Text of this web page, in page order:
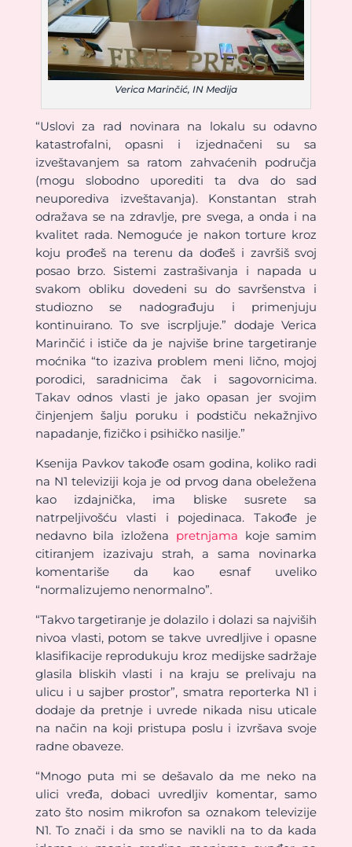
Verica Marinčić, IN Medija
“Uslovi za rad novinara na lokalu su odavno
katastrofalni, opasni i izjednačeni su sa
izveštavanjem sa ratom zahvaćenih područja
(mogu slobodno uporediti ta dva do sad
neuporediva izveštavanja). Konstantan strah
odražava se na zdravlje, pre svega, a onda i na
kvalitet rada. Nemoguće je nakon torture kroz
koju prođeš na terenu da dođeš i završiš svoj
posao brzo. Sistemi zastrašivanja i napada u
svakom obliku dovedeni su do savršenstva i
studiozno se nadograđuju i primenjuju
kontinuirano. To sve iscrpljuje.” dodaje Verica
Marinčić i ističe da je najviše brine targetiranje
moćnika “to izaziva problem meni lično, mojoj
porodici, saradnicima čak i sagovornicima.
Takav odnos vlasti je jako opasan jer svojim
činjenjem šalju poruku i podstiču nekažnjivo
napadanje, fizičko i psihičko nasilje.”
Ksenija Pavkov takođe osam godina, koliko radi
na N1 televiziji koja je od prvog dana obeležena
kao izdajnička, ima bliske susrete sa
natrpeljivošću vlasti i pojedinaca. Takođe je
nedavno bila izložena pretnjama koje samim
citiranjem izazivaju strah, a sama novinarka
komentariše da kao esnaf uveliko
“normalizujemo nenormalno”.
“Takvo targetiranje je dolazilo i dolazi sa najviših
nivoa vlasti, potom se takve uvredljive i opasne
klasifikacije reprodukuju kroz medijske sadržaje
glasila bliskih vlasti i na kraju se prelivaju na
ulicu i u sajber prostor”, smatra reporterka N1 i
dodaje da pretnje i uvrede nikada nisu uticale
na način na koji pristupa poslu i izvršava svoje
radne obaveze.
“Mnogo puta mi se dešavalo da me neko na
ulici vređa, dobaci uvredljiv komentar, samo
zato što nosim mikrofon sa oznakom televizije
N1. To znači i da smo se navikli na to da kada